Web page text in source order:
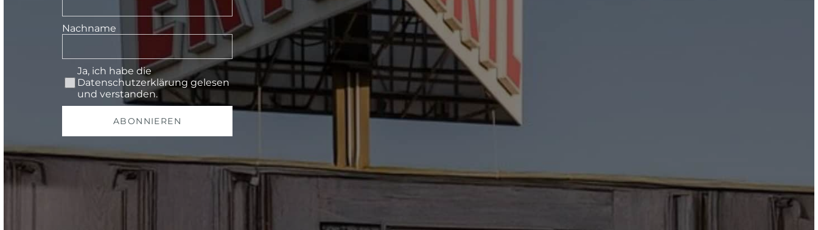
Nachname
Ja, ich habe die
Datenschutzerklärunggelesen
und verstanden.
ABONNIEREN